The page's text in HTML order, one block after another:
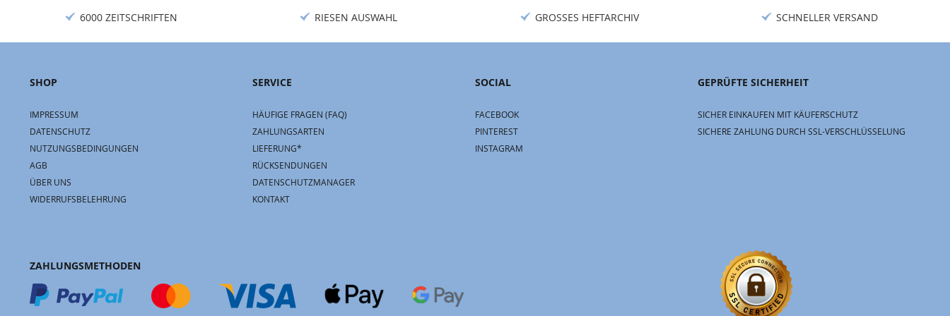
6000 ZEITSCHRIFTEN RIESEN AUSWAHL GROSSES HEFTARCHIV SCHNELLER VERSAND
SHOP
IMPRESSUM
DATENSCHUTZ
NUTZUNGSBEDINGUNGEN
AGB
ÜBER UNS
WIDERRUFSBELEHRUNG
SERVICE
HÄUFIGE FRAGEN (FAQ)
ZAHLUNGSARTEN
LIEFERUNG*
RÜCKSENDUNGEN
DATENSCHUTZMANAGER
KONTAKT
SOCIAL
FACEBOOK
PINTEREST
INSTAGRAM
GEPRÜFTE SICHERHEIT
SICHER EINKAUFEN MIT KÄUFERSCHUTZ
SICHERE ZAHLUNG DURCH SSL-VERSCHLÜSSELUNG
ZAHLUNGSMETHODEN